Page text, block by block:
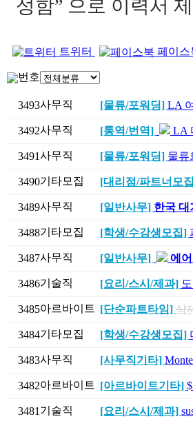
성함” 으로 이력서
트위터 페이스
번호
3493사무직 [물류/포워딩] LA
3492사무직 [통역/번역] LA
3491사무직 [물류/포워딩] 물류
3490기타모집 [대리점/파트너모
3489사무직 [일반사무] 한국 대
3488기타모집 [학생/수강생모집]
3487사무직 [일반사무] 에
3486기술직 [요리/스시/제과]
3485아르바이트 [단순파트타임] 삭
3484기타모집 [학생/수강생모집]
3483사무직 [사무직기타]
3482아르바이트 [아르바이트기타]
3481 기술직 [요리/스시/제과]